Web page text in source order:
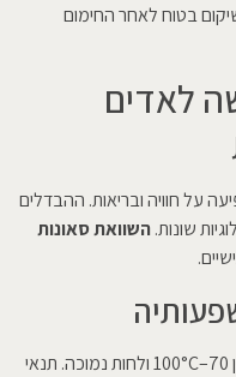
בטוח לאחר החימום
לאדים
על חוויה ובריאות. ההבדלים
שונות.השוואת סאונות
פועלת בטמפרטורות גבוהות בין 70–100°C ולחות נמוכה. תנאי